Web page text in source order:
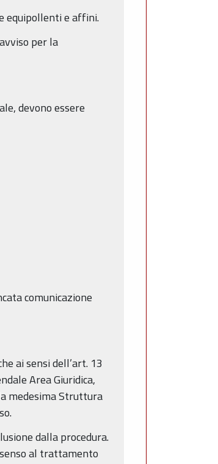
equipollenti e affini.
per la
devono essere
comunicazione
ai sensi dell’art. 13
Area Giuridica,
medesima Struttura
dalla procedura.
al trattamento